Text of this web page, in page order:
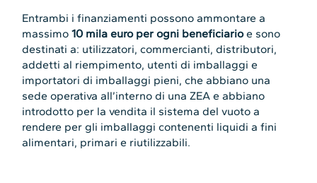
Entrambi i finanziamenti possono ammontare a
massimo10 mila euro per ogni beneficiarioe sono
destinati a: utilizzatori, commercianti, distributori,
addetti al riempimento, utenti di imballaggi e
importatori di imballaggi pieni, che abbiano una
sede operativa all’interno di una ZEA e abbiano
introdotto per la vendita il sistema del vuoto a
rendere per gli imballaggi contenenti liquidi a fini
alimentari, primari e riutilizzabili.